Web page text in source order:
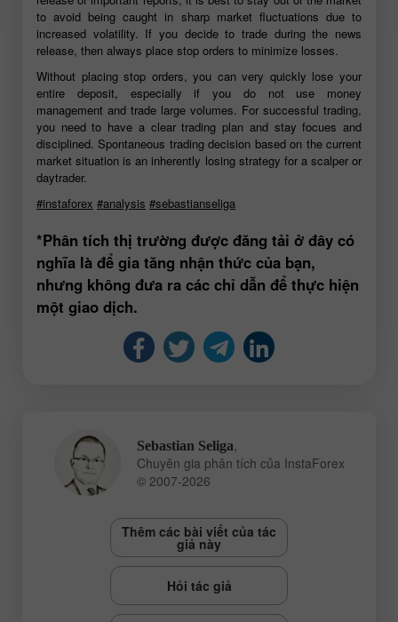
to avoid being caught in sharp market fluctuations due to
increased volatility. If you decide to trade during the news
release, then always place stop orders to minimize losses.
Without placing stop orders, you can very quickly lose your
entire deposit, especially if you do not use money
management and trade large volumes. For successful trading,
you need to have a clear trading plan and stay focues and
disciplined. Spontaneous trading decision based on the current
market situation is an inherently losing strategy for a scalper or
daytrader.
#instaforex #analysis #sebastianseliga
*Phân tích thị trường được đăng tải ở đây có
nghĩa là để gia tăng nhận thức của bạn,
nhưng không đưa ra các chỉ dẫn để thực hiện
một giao dịch.
Sebastian Seliga
Chuyên gia phân tích của InstaForex
© 2007-2026
Thêm các bài viết của tác
giả này
Hỏi tác giả